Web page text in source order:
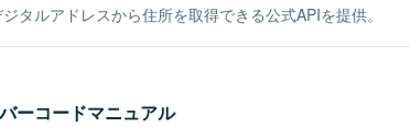
タルアドレスから住所を取得できる公式APIを提供。
ーコードマニュアル